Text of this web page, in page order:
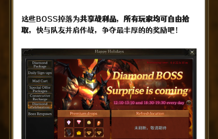
这些BOSS掉落为共享战利品， 所有玩家均可自由拾
取，快与队友并肩作战，争夺最丰厚的的奖励吧！